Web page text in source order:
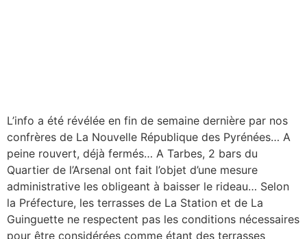
L’info a été révélée en fin de semaine dernière par nos
confrères de La Nouvelle République des Pyrénées… A
peine rouvert, déjà fermés… A Tarbes, 2 bars du
Quartier de l’Arsenal ont fait l’objet d’une mesure
administrative les obligeant à baisser le rideau… Selon
la Préfecture, les terrasses de La Station et de La
Guinguette ne respectent pas les conditions nécessaires
pour être considérées comme étant des terrasses